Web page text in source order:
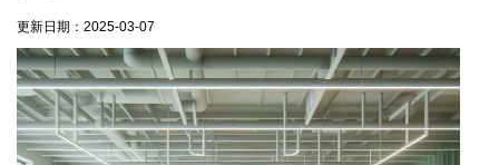
更新日期： 2025-03-07